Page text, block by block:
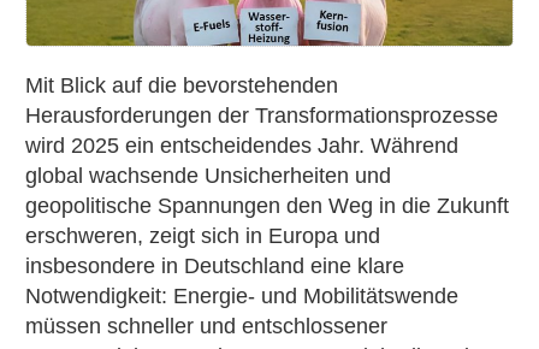
&
klare
Prioritäten
Mit Blick auf die bevorstehenden
Herausforderungen der Transformationsprozesse
wird 2025 ein entscheidendes Jahr. Während
global wachsende Unsicherheiten und
geopolitische Spannungen den Weg in die Zukunft
erschweren, zeigt sich in Europa und
insbesondere in Deutschland eine klare
Notwendigkeit: Energie- und Mobilitätswende
müssen schneller und entschlossener